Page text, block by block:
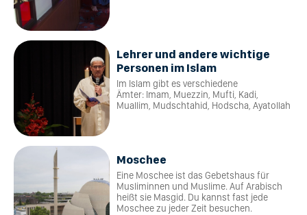
Lehrer und andere wichtige
Personen im Islam
Im Islam gibt es verschiedene
Ämter: Imam, Muezzin, Mufti, Kadi,
Muallim, Mudschtahid, Hodscha, Ayatollah
Moschee
Eine Moschee ist das Gebetshaus für
Musliminnen und Muslime. Auf Arabisch
heißt sie Masgid. Du kannst fast jede
Moschee zu jeder Zeit besuchen.